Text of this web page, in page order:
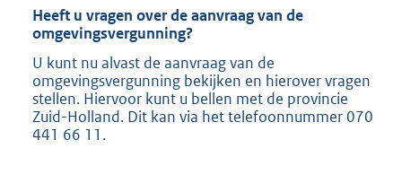
Heeft u vragen over de aanvraag van de
omgevingsvergunning?
U kunt nu alvast de aanvraag van de
omgevingsvergunning bekijken en hierover vragen
stellen. Hiervoor kunt u bellen met de provincie
Zuid-Holland. Dit kan via het telefoonnummer 070
441 66 11.